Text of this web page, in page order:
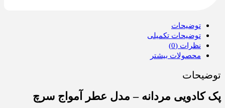
توضیحات
توضیحات تکمیلی
نظرات (0)
محصولات بیشتر
مردانه – مدل عطر آمواج سرچ